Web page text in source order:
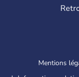
Mentions